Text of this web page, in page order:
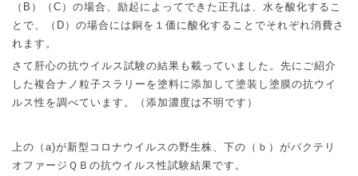
（ B ）（ C ）の場合、励起によってできた正孔は、水を酸化するこ
とで、（ D ）の場合には銅を１価に酸化することでそれぞれ消費さ
れます。
さて肝心の抗ウイルス試験の結果も載っていました。先にご紹介
した複合ナノ粒子スラリーを塗料に添加して塗装し塗膜の抗ウイ
ルス性を調べています。（添加濃度は不明です）
上の（ a)が新型コロナウイルスの野生株、下の（ｂ）がバクテリ
オファージＱＢの抗ウイルス性試験結果です。